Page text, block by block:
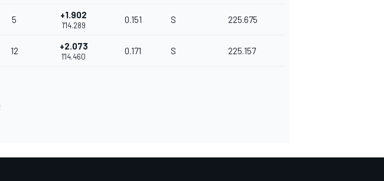
5 +1.902
1'14.289
0.151 S 225.675
12 +2.073
1'14.460
0.171 S 225.157